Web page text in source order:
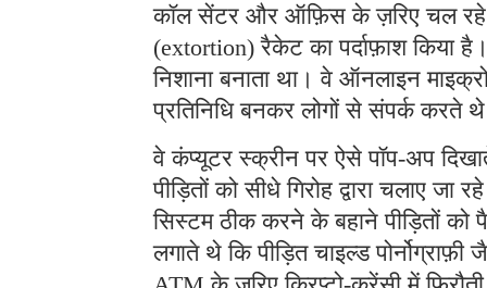
कॉल सेंटर और ऑफ़िस के ज़रिए चल
(extortion) रैकेट का पर्दाफ़ाश किया
निशाना बनाता था। वे ऑनलाइन
प्रतिनिधि बनकर लोगों से संपर्क करते
वे कंप्यूटर स्क्रीन पर ऐसे पॉप-अप
पीड़ितों को सीधे गिरोह द्वारा चलाए
सिस्टम ठीक करने के बहाने पीड़ितों
लगाते थे कि पीड़ित चाइल्ड